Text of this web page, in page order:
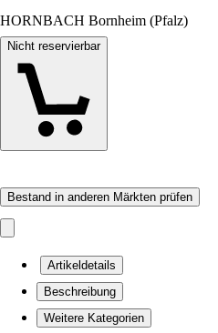
HORNBACH Bornheim (Pfalz)
Nicht reservierbar
Bestand in anderen Märkten prüfen
Artikeldetails
Beschreibung
Weitere Kategorien